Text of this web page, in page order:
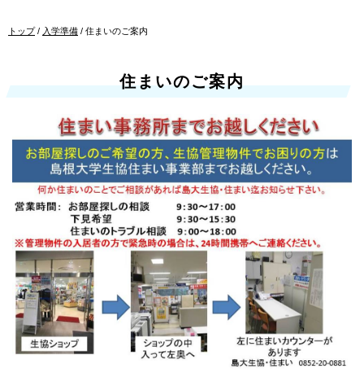
現
トップ/ 入学準備 / 住まいのご案内
住まいのご案内